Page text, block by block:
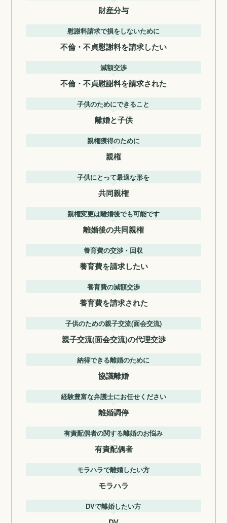
財産分与
慰謝料請求で損をしないために
不倫・不貞慰謝料を請求したい
減額交渉
不倫・不貞慰謝料を請求された
子供のためにできること
離婚と子供
親権獲得のために
親権
子供にとって最適な形を
共同親権
親権変更は離婚後でも可能です
離婚後の共同親権
養育費の交渉・回収
養育費を請求したい
養育費の減額交渉
養育費を請求された
子供のための親子交流(面会交流)
親子交流(面会交流)の代理交渉
納得できる離婚のために
協議離婚
経験豊富な弁護士にお任せください
離婚調停
有責配偶者の関する離婚のお悩み
有責配偶者
モラハラで離婚したい方
モラハラ
DVで離婚したい方